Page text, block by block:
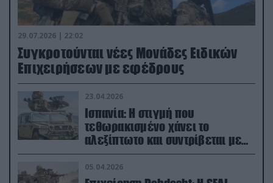
29.07.2026 | 22:02
Συγκροτούνται νέες Μονάδες Ειδικών
Επιχειρήσεων με εφέδρους
23.04.2026
Ισπανία: Η στιγμή που
τεθωρακισμένο χάνει το
αλεξίπτωτο και συντρίβεται με
ορμή στο έδαφος (βίντεο)
05.04.2026